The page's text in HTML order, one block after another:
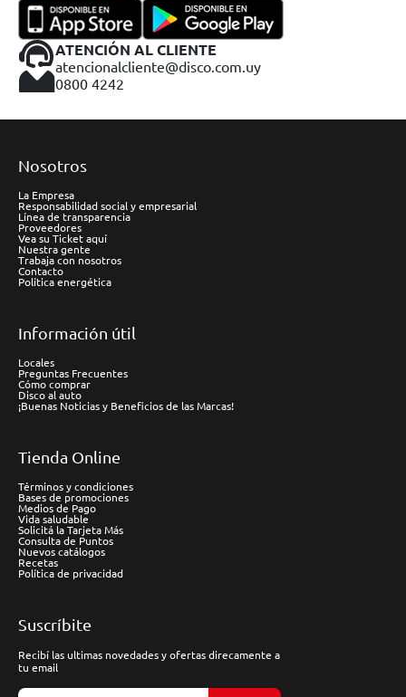
ATENCIÓN AL CLIENTE
atencionalcliente@disco.com.uy
0800 4242
Nosotros
La Empresa
Responsabilidad social y empresarial
Línea de transparencia
Proveedores
Vea su Ticket aquí
Nuestra gente
Trabaja con nosotros
Contacto
Política energética
Información útil
Locales
Preguntas Frecuentes
Cómo comprar
Disco al auto
¡Buenas Noticias y Beneficios de las Marcas!
Tienda Online
Términos y condiciones
Bases de promociones
Medios de Pago
Vida saludable
Solicitá la Tarjeta Más
Consulta de Puntos
Nuevos catálogos
Recetas
Política de privacidad
Suscríbite
Recibí las ultimas novedades y ofertas direcamente a
tu email